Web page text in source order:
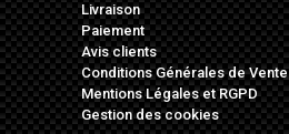
Livraison
Paiement
Avis clients
Conditions Générales de Vente
Mentions LégalesetRGPD
Gestion des cookies